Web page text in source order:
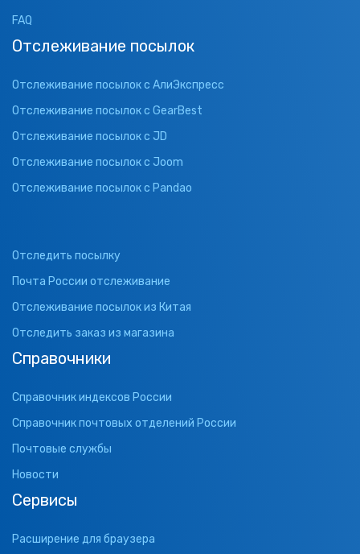
FAQ
Отслеживание посылок
Отслеживание посылок с АлиЭкспресс
Отслеживание посылок с GearBest
Отслеживание посылок с JD
Отслеживание посылок с Joom
Отслеживание посылок с Pandao
Отследить посылку
Почта России отслеживание
Отслеживание посылок из Китая
Отследить заказ из магазина
Справочники
Справочник индексов России
Справочник почтовых отделений России
Почтовые службы
Новости
Сервисы
Расширение для браузера